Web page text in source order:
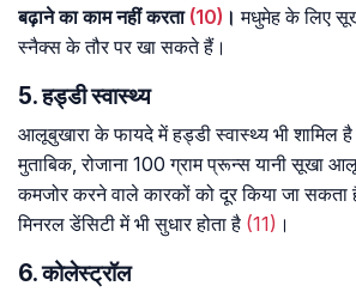
बढ़ाने का काम नहीं करता (10) । मधुमेह के लिए
स्नैक्स के तौर पर खा सकते हैं।
5. हड्डी स्वास्थ्य
आलूबुखारा के फायदे में हड्डी स्वास्थ्य भी
मुताबिक, रोजाना 100 ग्राम प्रून्स यानी सूखा
कमजोर करने वाले कारकों को दूर किया जा
मिनरल डेंसिटी में भी सुधार होता है (11) ।
6. कोलेस्ट्रॉल